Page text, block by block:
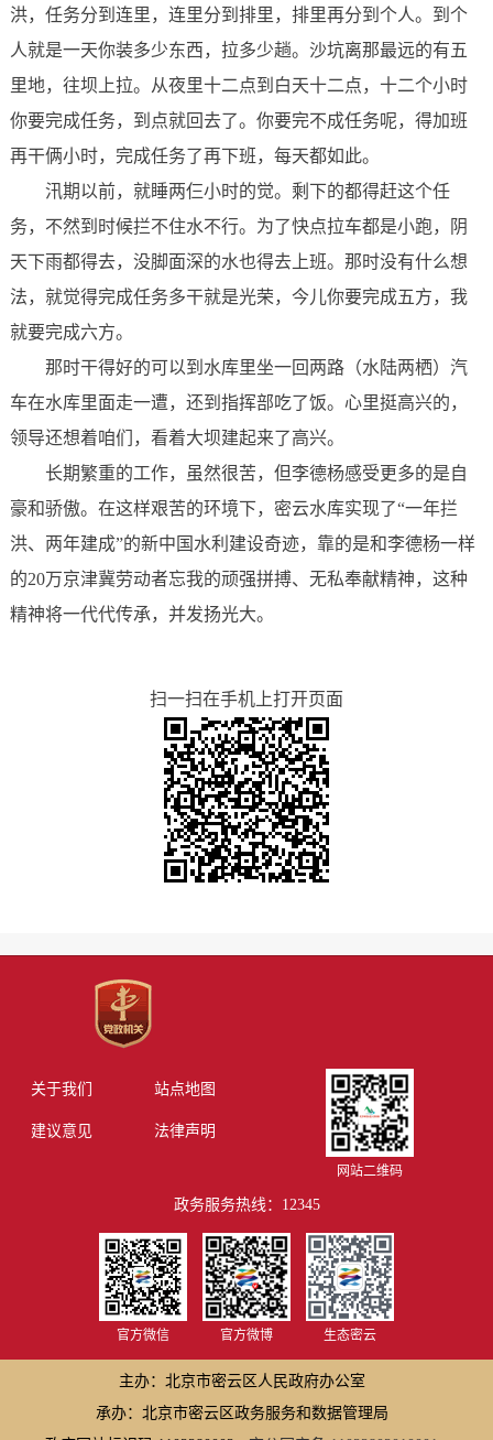
洪，任务分到连里，连里分到排里，排里再分到个人。到个
人就是一天你装多少东西，拉多少趟。沙坑离那最远的有五
里地，往坝上拉。从夜里十二点到白天十二点，十二个小时
你要完成任务，到点就回去了。你要完不成任务呢，得加班
再干俩小时，完成任务了再下班，每天都如此。
汛期以前，就睡两仨小时的觉。剩下的都得赶这个任
务，不然到时候拦不住水不行。为了快点拉车都是小跑，阴
天下雨都得去，没脚面深的水也得去上班。那时没有什么想
法，就觉得完成任务多干就是光荣，今儿你要完成五方，我
就要完成六方。
那时干得好的可以到水库里坐一回两路（水陆两栖）汽
车在水库里面走一遭，还到指挥部吃了饭。心里挺高兴的，
领导还想着咱们，看着大坝建起来了高兴。
长期繁重的工作，虽然很苦，但李德杨感受更多的是自
豪和骄傲。在这样艰苦的环境下，密云水库实现了“一年拦
洪、两年建成”的新中国水利建设奇迹，靠的是和李德杨一样
的20万京津冀劳动者忘我的顽强拼搏、无私奉献精神，这种
精神将一代代传承，并发扬光大。
扫一扫在手机上打开页面
关于我们 站点地图
建议意见 法律声明
网站二维码
政务服务热线：12345
官方微信 官方微博 生态密云
主办：北京市密云区人民政府办公室
承办：北京市密云区政务服务和数据管理局